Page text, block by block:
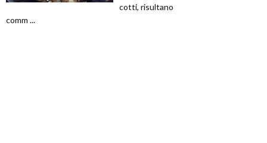
cotti, risultano
comm ...